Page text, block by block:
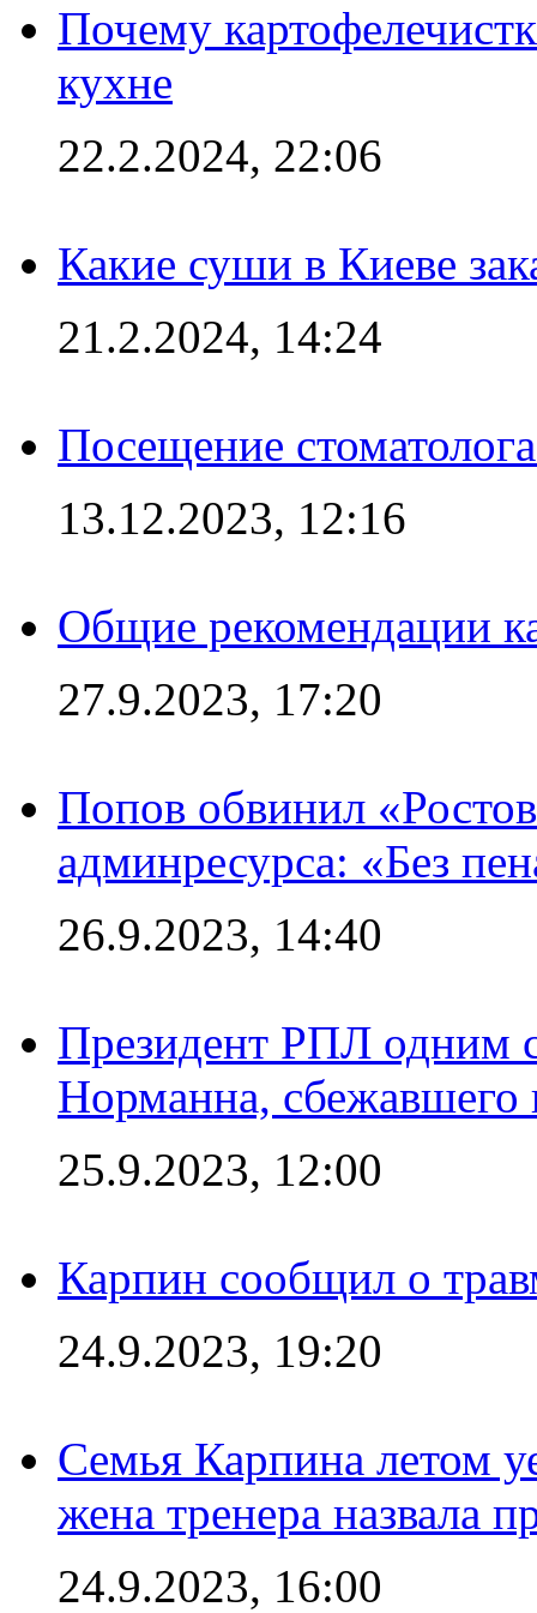
Почему
кухне
22.2.2024, 22:06
Какие суши в Киеве
21.2.2024, 14:24
Посещение
13.12.2023, 12:16
Общие рекомендации
27.9.2023, 17:20
Попов обвинил
админресурса: «Без
26.9.2023, 14:40
Президент РПЛ одним
Норманна, сбежавшего
25.9.2023, 12:00
Карпин сообщил о
24.9.2023, 19:20
Семья Карпина летом
жена тренера назвала
24.9.2023, 16:00